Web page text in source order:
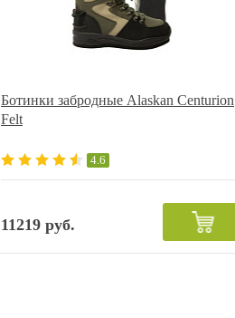
Ботинки забродные Alaskan Centurion
Felt
4.6
11219 руб.